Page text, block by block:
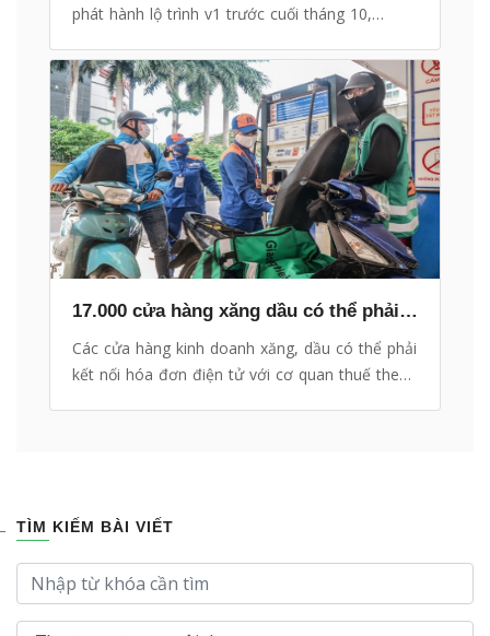
phát hành lộ trình v1 trước cuối tháng 10,
thiếu thông tin và không có ngày cho Pi
Mainnet.
17.000 cửa hàng xăng dầu có thể phải kết nối hoá đơn điện tử với thuế
Các cửa hàng kinh doanh xăng, dầu có thể phải
kết nối hóa đơn điện tử với cơ quan thuế theo
TÌM KIẾM BÀI VIẾT